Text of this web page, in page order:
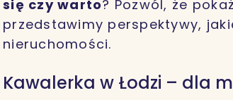
się czy warto? Pozwól, że
przedstawimy perspektywy,
nieruchomości.
Kawalerka w Łodzi – dla